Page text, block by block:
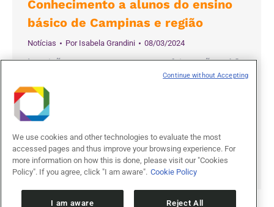
Conhecimento a alunos do ensino
básico de Campinas e região
Notícias Por Isabela Grandini 08/03/2024
Inscrições começam nesta sexta-feira e vão até 8
de abril; as vagas são exclusivas para estudantes
de escolas públicas A Ilum Escola de Ciência,
faculdade gratuita do Centro Nacional de
Pesquisa em Energia e Materiais (CNPEM), abre,
nesta sexta-feira (8/3), as inscrições para as
Oficinas do Conhecimento. A ação é voltada a
alunos do ensino…
We use cookies and other technologies to evaluate the most
accessed pages and thus improve your browsing experience. For
more information on how this is done, please visit our "Cookies
Policy". If you agree, click "I am aware". Cookie Policy
I am aware Reject All
Continue without Accepting